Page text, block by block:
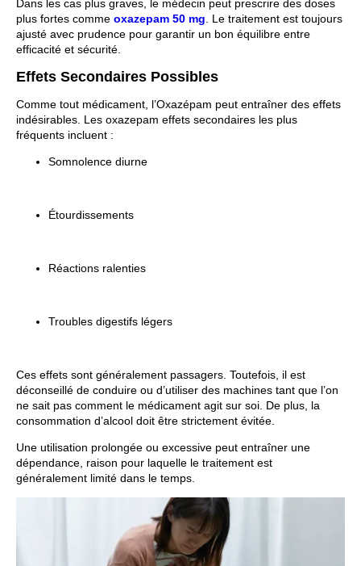
Dans les cas plus graves, le médecin peut prescrire des doses
plus fortes comme oxazepam 50 mg. Le traitement est toujours
ajusté avec prudence pour garantir un bon équilibre entre
efficacité et sécurité.
Effets Secondaires Possibles
Comme tout médicament, l’Oxazépam peut entraîner des effets
indésirables. Les oxazepam effets secondaires les plus
fréquents incluent :
Somnolence diurne
Étourdissements
Réactions ralenties
Troubles digestifs légers
Ces effets sont généralement passagers. Toutefois, il est
déconseillé de conduire ou d’utiliser des machines tant que l’on
ne sait pas comment le médicament agit sur soi. De plus, la
consommation d’alcool doit être strictement évitée.
Une utilisation prolongée ou excessive peut entraîner une
dépendance, raison pour laquelle le traitement est
généralement limité dans le temps.